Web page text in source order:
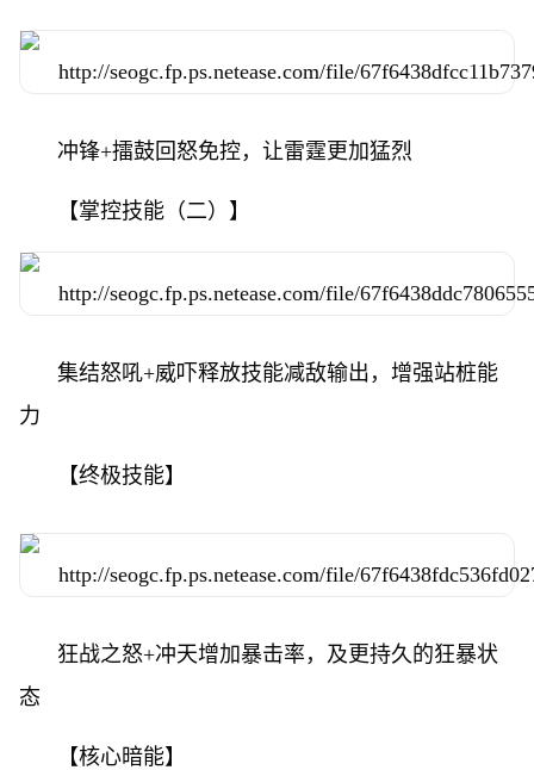
冲锋+擂鼓回怒免控，让雷霆更加猛烈
【掌控技能（二）】
集结怒吼+威吓释放技能减敌输出，增强站桩能
力
【终极技能】
狂战之怒+冲天增加暴击率，及更持久的狂暴状
态
【核心暗能】